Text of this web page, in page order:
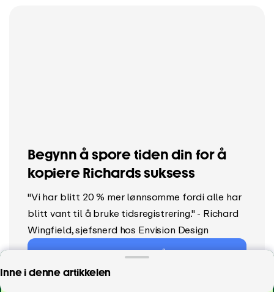
Inne i denne artikkelen
Ikke gå glipp av å spore tiden din med den
Begynn å spore tiden din for å
kopiere Richards suksess
"Vi har blitt 20 % mer lønnsomme fordi alle har
blitt vant til å bruke tidsregistrering." - Richard
Wingfield, sjefsnerd hos Envision Design
Last ned nå